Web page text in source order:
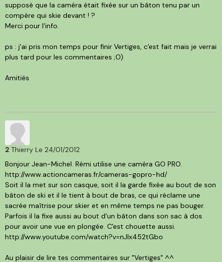
supposé que la caméra était fixée sur un bâton tenu par un
compère qui skie devant ! ?
Merci pour l'info.
ps : j'ai pris mon temps pour finir Vertiges, c'est fait mais je verrai
plus tard pour les commentaires ;O)
Amitiés
2 Thierry Le 24/01/2012
Bonjour Jean-Michel. Rémi utilise une caméra GO PRO.
http://www.actioncameras.fr/cameras-gopro-hd/
Soit il la met sur son casque, soit il la garde fixée au bout de son
bâton de ski et il le tient à bout de bras, ce qui réclame une
sacrée maîtrise pour skier et en même temps ne pas bouger.
Parfois il la fixe aussi au bout d'un bâton dans son sac à dos
pour avoir une vue en plongée. C'est chouette aussi.
http://www.youtube.com/watch?v=nJIx452tGbo
Au plaisir de lire tes commentaires sur "Vertiges" ^^